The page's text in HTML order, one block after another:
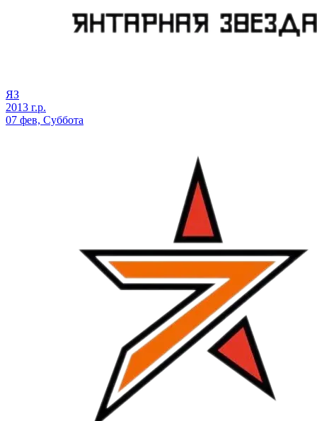
ЯЗ
2013 г.р.
07 фев, Суббота